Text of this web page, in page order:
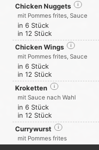
Chicken Nuggets i
mit Pommes frites, Sauce
in 6 Stück
in 12 Stück
Chicken Wings
i
mit Pommes frites, Sauce
in 6 Stück
in 12 Stück
Kroketten
i
mit Sauce nach Wahl
in 6 Stück
in 12 Stück
Currywurst
i
mit Pommes frites